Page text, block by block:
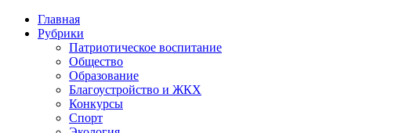
Главная
Рубрики
Патриотическое воспитание
Общество
Образование
Благоустройство и ЖКХ
Конкурсы
Спорт